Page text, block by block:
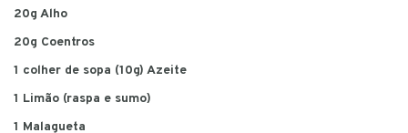
20g Alho
20g Coentros
1 colher de sopa (10g) Azeite
1 Limão (raspa e sumo)
1 Malagueta